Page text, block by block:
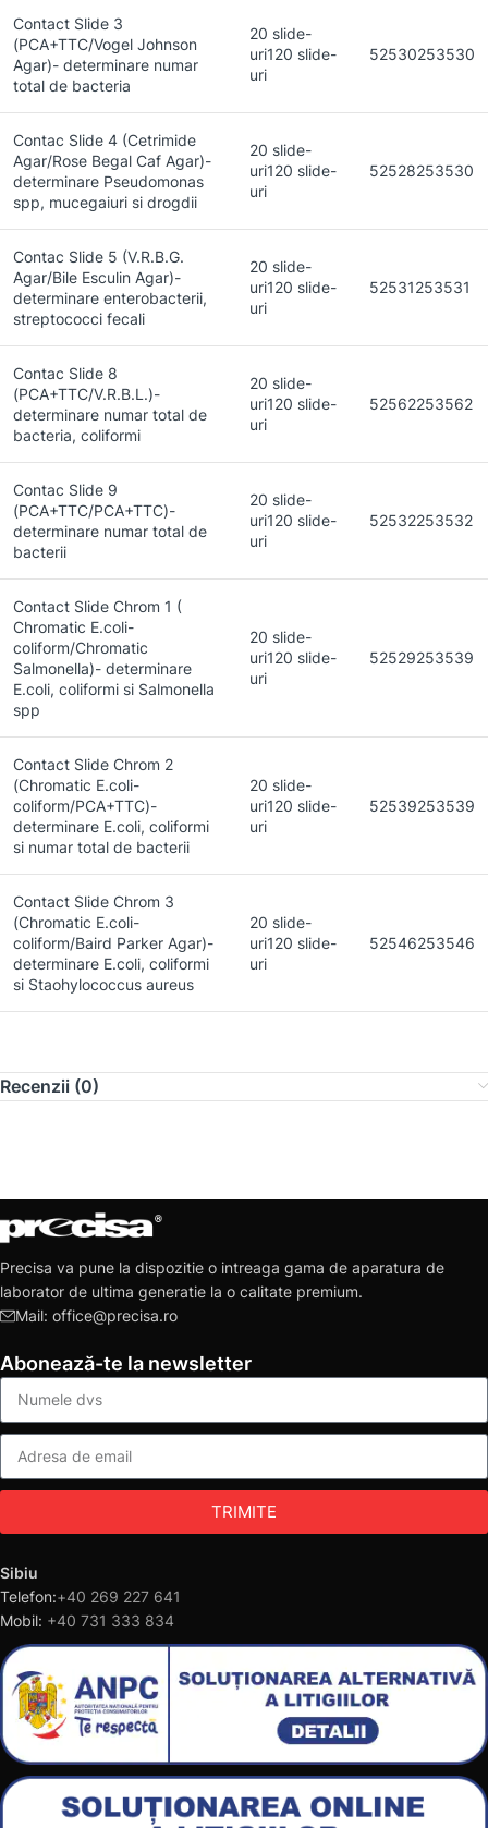
Contact Slide 3
(PCA+TTC/Vogel Johnson
Agar)- determinare numar
total de bacteria
20 slide-
uri120 slide-
uri
52530253530
Contac Slide 4 (Cetrimide
Agar/Rose Begal Caf Agar)-
determinare Pseudomonas
spp, mucegaiuri si drogdii
20 slide-
uri120 slide-
uri
52528253530
Contac Slide 5 (V.R.B.G.
Agar/Bile Esculin Agar)-
determinare enterobacterii,
streptococci fecali
20 slide-
uri120 slide-
uri
52531253531
Contac Slide 8
(PCA+TTC/V.R.B.L.)-
determinare numar total de
bacteria, coliformi
20 slide-
uri120 slide-
uri
52562253562
Contac Slide 9
(PCA+TTC/PCA+TTC)-
determinare numar total de
bacterii
20 slide-
uri120 slide-
uri
52532253532
Contact Slide Chrom 1 (
Chromatic E.coli-
coliform/Chromatic
Salmonella)- determinare
E.coli, coliformi si Salmonella
spp
20 slide-
uri120 slide-
uri
52529253539
Contact Slide Chrom 2
(Chromatic E.coli-
coliform/PCA+TTC)-
determinare E.coli, coliformi
si numar total de bacterii
20 slide-
uri120 slide-
uri
52539253539
Contact Slide Chrom 3
(Chromatic E.coli-
coliform/Baird Parker Agar)-
determinare E.coli, coliformi
si Staohylococcus aureus
20 slide-
uri120 slide-
uri
52546253546
Recenzii (0)
Precisa va pune la dispozitie o intreaga gama de aparatura de
laborator de ultima generatie la o calitate premium.
Mail: office@precisa.ro
Abonează-te la newsletter
TRIMITE
Sibiu
Telefon:+40 269 227 641
Mobil: +40 731 333 834